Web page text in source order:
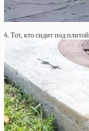
4. Тот, кто сидит под плитой